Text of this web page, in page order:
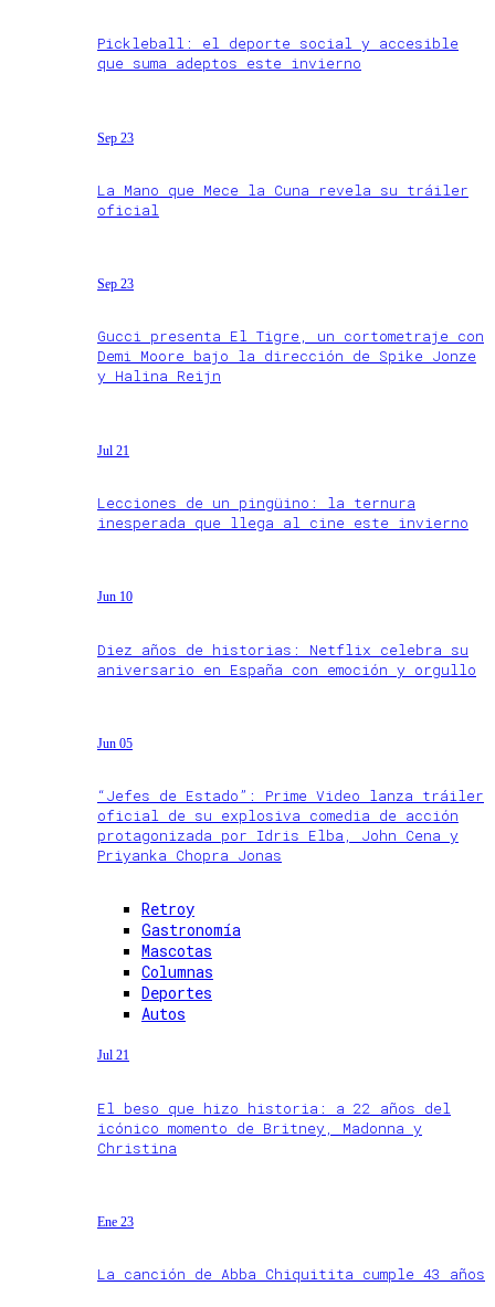
Pickleball: el deporte social y accesible
que suma adeptos este invierno
Sep 23
La Mano que Mece la Cuna revela su tráiler
oficial
Sep 23
Gucci presenta El Tigre, un cortometraje con
Demi Moore bajo la dirección de Spike Jonze
y Halina Reijn
Jul 21
Lecciones de un pingüino: la ternura
inesperada que llega al cine este invierno
Jun 10
Diez años de historias: Netflix celebra su
aniversario en España con emoción y orgullo
Jun 05
“Jefes de Estado”: Prime Video lanza tráiler
oficial de su explosiva comedia de acción
protagonizada por Idris Elba, John Cena y
Priyanka Chopra Jonas
Retroy
Gastronomía
Mascotas
Columnas
Deportes
Autos
Jul 21
El beso que hizo historia: a 22 años del
icónico momento de Britney, Madonna y
Christina
Ene 23
La canción de Abba Chiquitita cumple 43 años